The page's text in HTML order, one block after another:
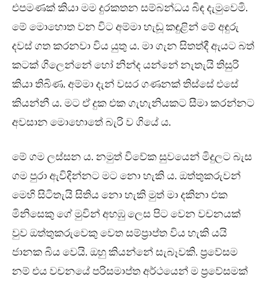
එපමණක් කියා මම දුරකතන සම්බන්ධය බිඳ දැමුවෙමි.
මේ මොහොත වන විට අම්මා හැඬූ කඳුළින් මේ අඳුරු
දවස් ගත කරනවා විය යුතු ය. මා ගැන සිතත්දී ඇයට බත්
කටක් ගිලෙන්නේ හෝ නින්ද යන්නේ නැතැයි තිසුරි
කියා තිබිණ. අම්මා දැන් වසර ගණනක් තිස්සේ එසේ
කියන්නී ය. මට ඒ දුක එක ගැහැනියකට සීමා කරන්නට
අවසාන මොහොතේ බැරි ව ගියේ ය.
මේ ගම ලස්සන ය. නමුත් විවේක සුවයෙන් මිදුලට බැස
ගම පුරා ඇවිදින්නට මට නො හැකි ය. ඔත්තුකරුවන්
මෙහි සිටිතැයි සිතිය නො හැකි මුත් මා දකිනා එක
මිනිසෙකු ගේ මුවින් අහඹු ලෙස පිට වෙන වචනයක්
වුව ඔත්තුකරුවෙකු වෙත සම්ප්‍රාප්ත විය හැකි යයි
ජානක බිය වෙයි. ඔහු කියන්නේ සැබෑවකි. ප්‍රවේසම
නම් එය වචනයේ පරිසමාප්ත අර්ථයෙන් ම ප්‍රවේසමක්